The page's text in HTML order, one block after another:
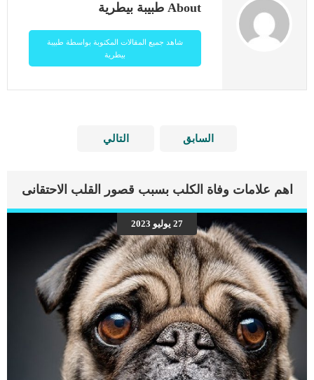
About طبيبة بيطرية
شاهد جميع المقالات المكتوبة بواسطة طبيبة
بيطرية
السابق التالي
اهم علامات وفاة الكلب بسبب قصور القلب الاحتقانى
27 يوليو 2023